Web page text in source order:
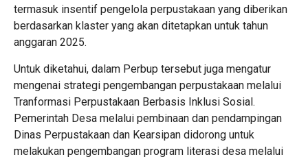
termasuk insentif pengelola perpustakaan yang diberikan
berdasarkan klaster yang akan ditetapkan untuk tahun
anggaran 2025.
Untuk diketahui, dalam Perbup tersebut juga mengatur
mengenai strategi pengembangan perpustakaan melalui
Tranformasi Perpustakaan Berbasis Inklusi Sosial.
Pemerintah Desa melalui pembinaan dan pendampingan
Dinas Perpustakaan dan Kearsipan didorong untuk
melakukan pengembangan program literasi desa melalui